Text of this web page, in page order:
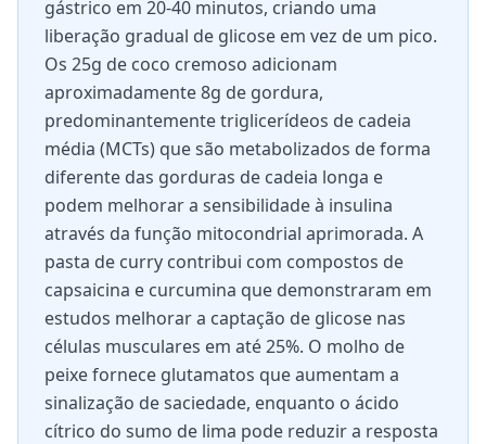
gástrico em 20-40 minutos, criando uma
liberação gradual de glicose em vez de um pico.
Os 25g de coco cremoso adicionam
aproximadamente 8g de gordura,
predominantemente triglicerídeos de cadeia
média (MCTs) que são metabolizados de forma
diferente das gorduras de cadeia longa e
podem melhorar a sensibilidade à insulina
através da função mitocondrial aprimorada. A
pasta de curry contribui com compostos de
capsaicina e curcumina que demonstraram em
estudos melhorar a captação de glicose nas
células musculares em até 25%. O molho de
peixe fornece glutamatos que aumentam a
sinalização de saciedade, enquanto o ácido
cítrico do sumo de lima pode reduzir a resposta